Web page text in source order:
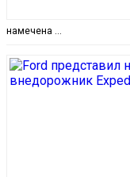
намечена …